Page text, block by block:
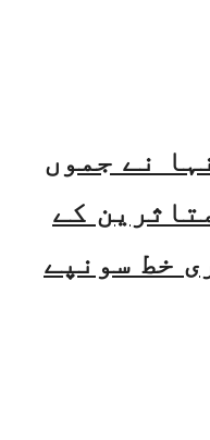
نے جموں
کے
خط سونپے